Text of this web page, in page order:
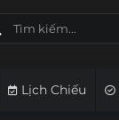
Lịch Chiếu